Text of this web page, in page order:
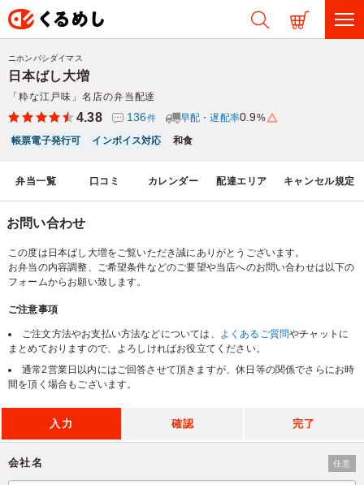
日本ばし大増
「粋な江戸味」名店の弁当配達
ニホンバシダイマス
4.38 136件 早配・遅配率0.9%
帳票電子発行可
インボイス対応 和食
弁当一覧 口コミ カレンダー 配達エリア キャンセル規定
お問い合わせ
この度は日本ばし大増をご覧いただき誠にありがとうございます。
お弁当の内容調整、ご希望条件などのご要望や当店へのお問い合わせは以下の
フォームからお願い致します。
ご注意事項
ご注文方法やお支払い方法などについては、 よくあるご質問やチャットに
まとめておりますので、よろしければお役立てください。
通常2営業日以内にはご回答させて頂きますが、休日等の関係でさらにお時
間を頂く場合もございます。
入力 確認 完了
会社名 任意